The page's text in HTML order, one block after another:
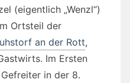
(eigentlich „Wenzl“)
Ortsteil der
an der Rott,
Im Ersten
in der 8.